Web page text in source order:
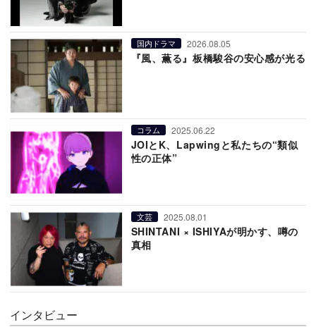
国内ドラマ 2026.08.05
『風、薫る』板橋駿谷の安心感が光る
コラム 2025.06.22
JOIとK、Lapwingと私たちの“類似
性の正体”
文芸 2025.08.01
SHINTANI × ISHIYAが明かす、噂の
真相
インタビュー